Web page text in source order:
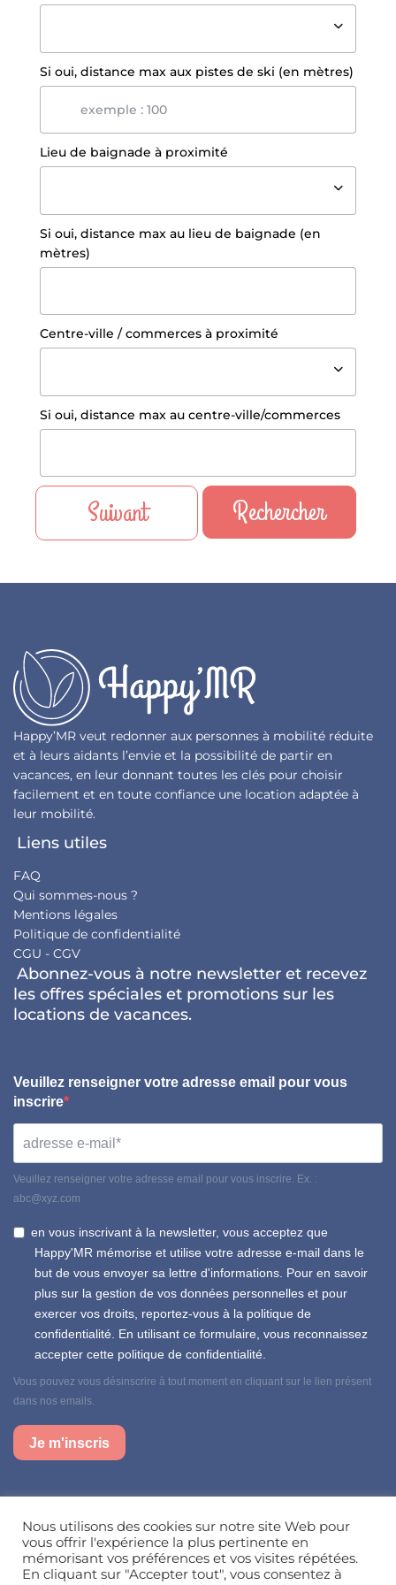
Si oui, distance max aux pistes de ski (en mètres)
Lieu de baignade à proximité
Si oui, distance max au lieu de baignade (en
mètres)
Centre-ville / commerces à proximité
Si oui, distance max au centre-ville/commerces
Suivant Rechercher
Happy’MR veut redonner aux personnes à mobilité réduite
et à leurs aidants l’envie et la possibilité de partir en
vacances, en leur donnant toutes les clés pour choisir
facilement et en toute confiance une location adaptée à
leur mobilité.
Liens utiles
FAQ
Qui sommes-nous ?
Mentions légales
Politique de confidentialité
CGU - CGV
Abonnez-vous à notre newsletter et recevez
les offres spéciales et promotions sur les
locations de vacances.
Veuillez renseigner votre adresse email pour vous
inscrire
Veuillez renseigner votre adresse email pour vous inscrire. Ex. :
abc@xyz.com
en vous inscrivant à la newsletter, vous acceptez que
Happy'MR mémorise et utilise votre adresse e-mail dans le
but de vous envoyer sa lettre d'informations. Pour en savoir
plus sur la gestion de vos données personnelles et pour
exercer vos droits, reportez-vous à la politique de
confidentialité. En utilisant ce formulaire, vous reconnaissez
accepter cette politique de confidentialité.
Vous pouvez vous désinscrire à tout moment en cliquant sur le lien présent
dans nos emails.
Je m'inscris
Besoin d’aide, une question ?
Nous utilisons des cookies sur notre site Web pour
vous offrir l'expérience la plus pertinente en
mémorisant vos préférences et vos visites répétées.
En cliquant sur "Accepter tout", vous consentez à